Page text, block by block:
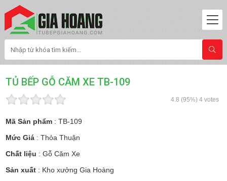
TỦ BẾP GỖ CĂM XE TB-109
4.8 (95%) 4votes
Mã Sản phẩm : TB-109
Mức Giá : Thỏa Thuận
Chất liệu : Gỗ Căm Xe
Sản xuất : Kho xưởng Gia Hoàng